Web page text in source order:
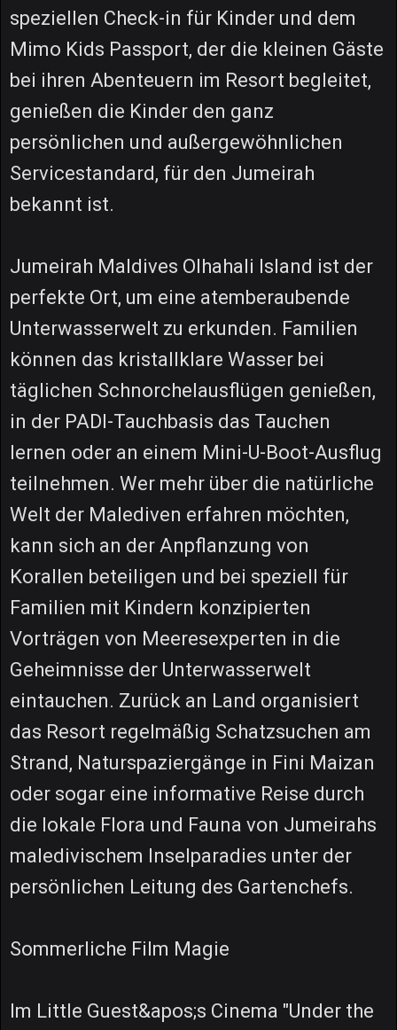
speziellen Check-in für Kinder und dem
Mimo Kids Passport, der die kleinen Gäste
bei ihren Abenteuern im Resort begleitet,
genießen die Kinder den ganz
persönlichen und außergewöhnlichen
Servicestandard, für den Jumeirah
bekannt ist.
Jumeirah Maldives Olhahali Island ist der
perfekte Ort, um eine atemberaubende
Unterwasserwelt zu erkunden. Familien
können das kristallklare Wasser bei
täglichen Schnorchelausflügen genießen,
in der PADI-Tauchbasis das Tauchen
lernen oder an einem Mini-U-Boot-Ausflug
teilnehmen. Wer mehr über die natürliche
Welt der Malediven erfahren möchten,
kann sich an der Anpflanzung von
Korallen beteiligen und bei speziell für
Familien mit Kindern konzipierten
Vorträgen von Meeresexperten in die
Geheimnisse der Unterwasserwelt
eintauchen. Zurück an Land organisiert
das Resort regelmäßig Schatzsuchen am
Strand, Naturspaziergänge in Fini Maizan
oder sogar eine informative Reise durch
die lokale Flora und Fauna von Jumeirahs
maledivischem Inselparadies unter der
persönlichen Leitung des Gartenchefs.
Sommerliche Film Magie
Im Little Guest&apos;s Cinema "Under the